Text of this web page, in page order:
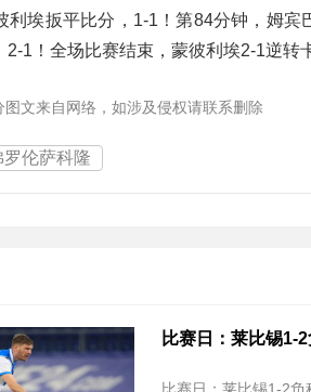
利埃扳平比分，1-1！第84分钟，姆
2-1！全场比赛结束，蒙彼利埃2-1逆转
文来自网络，如涉及侵权请联系删除
伦萨科隆
比赛日：莱比锡1-
比赛日：莱比锡1-2负科隆 沙尔克0-